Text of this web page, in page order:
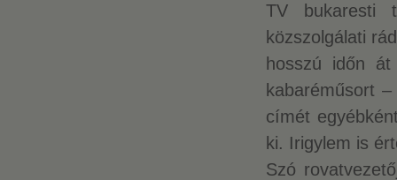
TV bukaresti
közszolgálati
hosszú időn
kabaréműsort
címét
ki. Irigylem is
Szó